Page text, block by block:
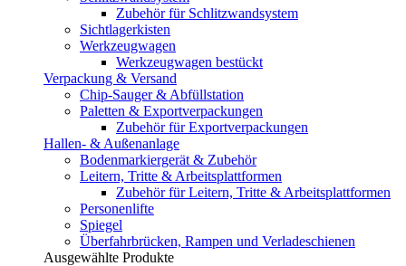
Zubehör für Schlitzwandsystem
Sichtlagerkisten
Werkzeugwagen
Werkzeugwagen bestückt
Verpackung & Versand
Chip-Sauger & Abfüllstation
Paletten & Exportverpackungen
Zubehör für Exportverpackungen
Hallen- & Außenanlage
Bodenmarkiergerät & Zubehör
Leitern, Tritte & Arbeitsplattformen
Zubehör für Leitern, Tritte & Arbeitsplattformen
Personenlifte
Spiegel
Überfahrbrücken, Rampen und Verladeschienen
Ausgewählte Produkte